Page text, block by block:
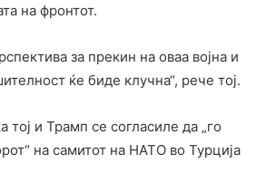
на фронтот.
за прекин на оваа војна и
ќе биде клучна“, рече тој.
тој и Трамп се согласиле да „го
на самитот на НАТО во Турција